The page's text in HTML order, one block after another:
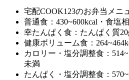
宅配COOK123のお弁当メニ
普通食：430~600kcal・食塩
幸たんぱく食：たんぱく質
健康ボリューム食：
カロリー・塩分調整食：
未満
たんぱく・塩分調整食：